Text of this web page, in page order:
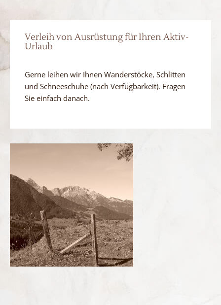
Verleih von Ausrüstung für Ihren Aktiv-
Urlaub
Gerne leihen wir Ihnen Wanderstöcke, Schlitten
und Schneeschuhe (nach Verfügbarkeit). Fragen
Sie einfach danach.